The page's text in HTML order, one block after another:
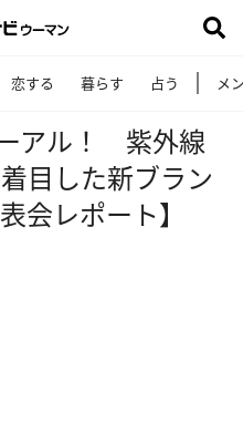
恋する 暮らす 占う メ
アル！ 紫外線
目した新ブラン
会レポート】